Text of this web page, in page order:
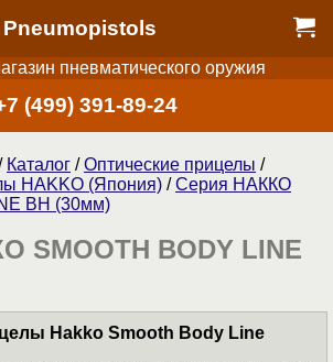
Pneumopistols
пневматического оружия
(499) 391-89-24
Каталог /Оптические прицелы /
HAKKO (Япония) /Серия НАККО
BH (30мм)
SMOOTH BODY LINE
Hakko Smooth Body Line